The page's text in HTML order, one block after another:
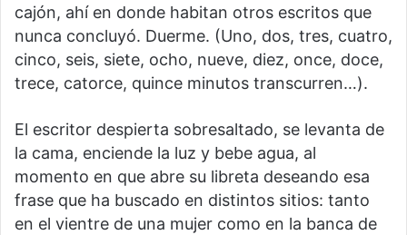
cajón, ahí en donde habitan otros escritos que
nunca concluyó. Duerme. (Uno, dos, tres, cuatro,
cinco, seis, siete, ocho, nueve, diez, once, doce,
trece, catorce, quince minutos transcurren…).
El escritor despierta sobresaltado, se levanta de
la cama, enciende la luz y bebe agua, al
momento en que abre su libreta deseando esa
frase que ha buscado en distintos sitios: tanto
en el vientre de una mujer como en la banca de